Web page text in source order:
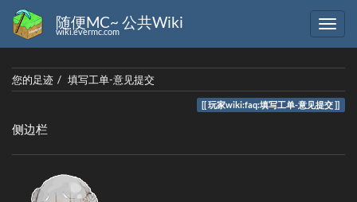
随便MC~ 公共Wiki
wiki.evermc.com
您的足迹 填写工单-意见提交
玩家wiki:faq:填写工单-意见提交
侧边栏